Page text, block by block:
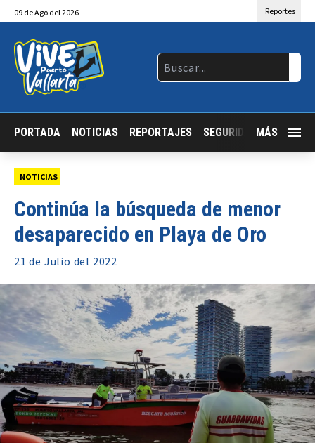
09 deAgo del 2026 Reportes
PORTADA NOTICIAS REPORTAJES SEGURIDAD JALISCO
MÁS
NOTICIAS
Continúa la búsqueda de menor
desaparecido en Playa de Oro
21 de Julio del 2022